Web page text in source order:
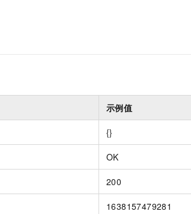
示例值
{}
OK
200
1638157479281